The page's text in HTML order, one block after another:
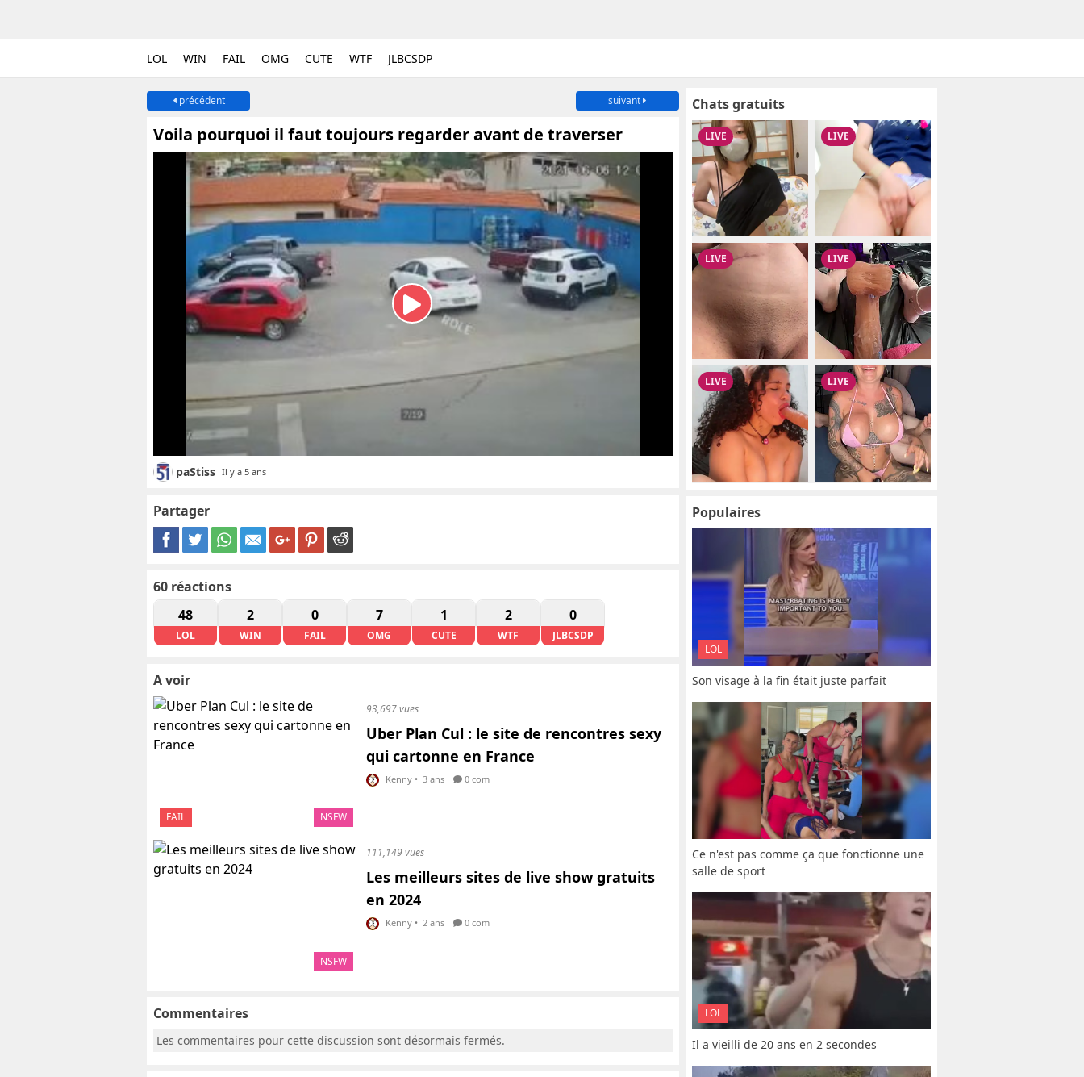
LOL WIN FAIL OMG CUTE WTF JLBCSDP
précédent suivant
Voila pourquoi il faut toujours regarder avant de traverser
paStiss Il y a 5 ans
Partager
60 réactions
48
LOL
2
WIN
0
FAIL
7
OMG
1
CUTE
2
WTF
0
JLBCSDP
A voir
FAIL NSFW
93,697 vues
Uber Plan Cul : le site de rencontres sexy
qui cartonne en France
Kenny • 3 ans 0 com
NSFW
111,149 vues
Les meilleurs sites de live show gratuits
en 2024
Kenny • 2 ans 0 com
Commentaires
Les commentaires pour cette discussion sont désormais fermés.
Chats gratuits
Populaires
LOL
Son visage à la fin était juste parfait
Ce n'est pas comme ça que fonctionne une
salle de sport
LOL
Il a vieilli de 20 ans en 2 secondes